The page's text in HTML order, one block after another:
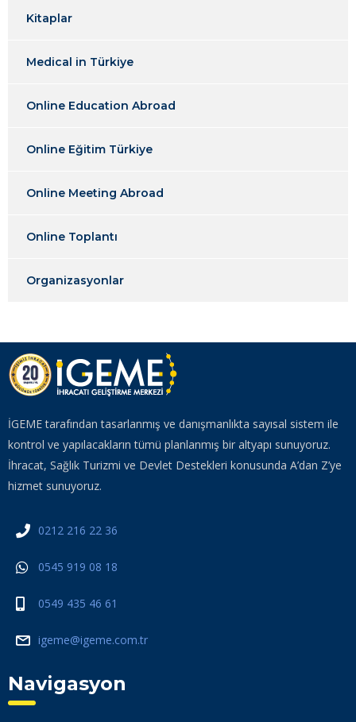
Kitaplar
Medical in Türkiye
Online Education Abroad
Online Eğitim Türkiye
Online Meeting Abroad
Online Toplantı
Organizasyonlar
İGEME tarafından tasarlanmış ve danışmanlıkta sayısal sistem ile
kontrol ve yapılacakların tümü planlanmış bir altyapı sunuyoruz.
İhracat, Sağlık Turizmi ve Devlet Destekleri konusunda A’dan Z’ye
hizmet sunuyoruz.
0212 216 22 36
0545 919 08 18
0549 435 46 61
igeme@igeme.com.tr
Navigasyon